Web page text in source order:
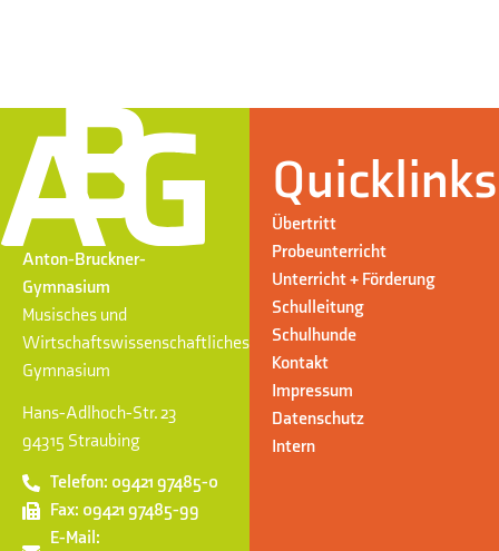
Anton-Bruckner-
Gymnasium
Musisches und
Wirtschaftswissenschaftliches
Gymnasium
Hans-Adlhoch-Str. 23
94315 Straubing
Telefon: 09421 97485-0
Fax: 09421 97485-99
E-Mail:
Quicklinks
Übertritt
Probeunterricht
Unterricht + Förderung
Schulleitung
Schulhunde
Kontakt
Impressum
Datenschutz
Intern